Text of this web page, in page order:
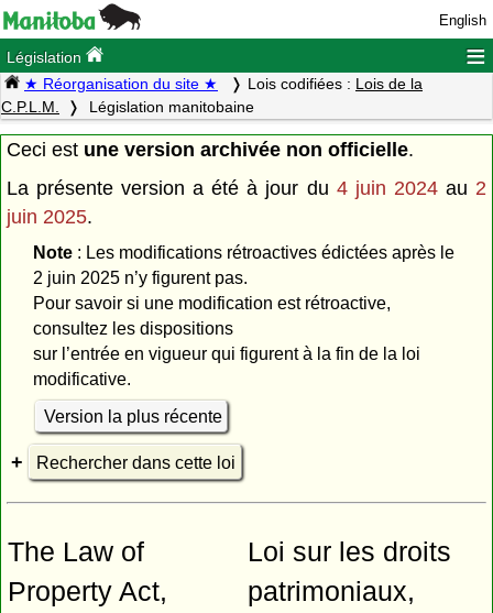
English
Législation ≡
★ Réorganisation du site ★ Lois codifiées : Lois de la
C.P.L.M.
Législation manitobaine
Ceci est une version archivée non officielle.
La présente version a été à jour du 4 juin 2024au 2
juin 2025.
Note: Les modifications rétroactives édictées après le
2 juin 2025 n’y figurent pas.
Pour savoir si une modification est rétroactive,
consultez les dispositions
sur l’entrée en vigueur qui figurent à la fin de la loi
modificative.
Version la plus récente
Rechercher dans cette loi
The Law of
Property Act,
Loi sur les droits
patrimoniaux,